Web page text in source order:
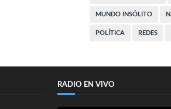
MUNDO INSÓLITO
POLÍTICA REDES
RADIO EN VIVO